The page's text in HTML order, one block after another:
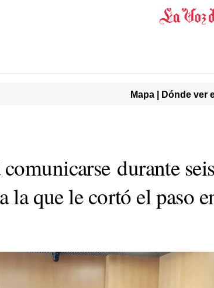
Mapa | Dónde ver
durante
la que le cortó el paso